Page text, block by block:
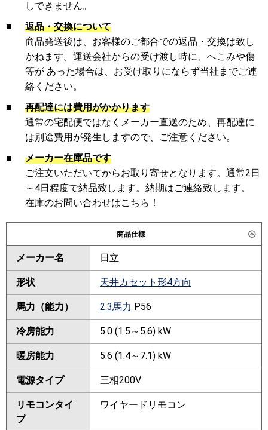
しできません。
■
返品・交換について
商品発送後は、お客様のご都合での返品・交換は致し
かねます。運送会社からの受け渡し時に、へこみや傷
等が あった場合は、お受け取りにならず当社までご連
絡ください。
■
再配達には費用がかかります
通常の宅配便ではなくメーカー直送のため、再配達に
は別途費用が発生しますので、ご注意ください。
■
メーカー在庫品です
ご注文いただいてからお取り寄せとなります。通常2日
～4日程度で納品致します。納期はご連絡致します。
在庫のお問い合わせはこちら！
商品仕様
メーカー名 日立
形状 天井カセット形4方向
馬力（能力） 2.3馬力 P56
冷房能力 5.0 (1.5～5.6) kW
暖房能力 5.6 (1.4～7.1) kW
電源タイプ 三相200V
リモコンタイ
プ
ワイヤードリモコン